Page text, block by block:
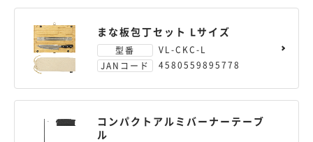
まな板包丁セット Lサイズ
型番
VL-CKC-L
JANコード
4580559895778
コンパクトアルミバーナーテーブ
ル